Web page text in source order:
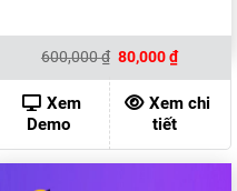
600,000₫ Giá
gốc
là:
600,000 ₫.
80,000₫Giá
hiện
tại
là:
80,000
Xem
Demo
Xem chi
tiết